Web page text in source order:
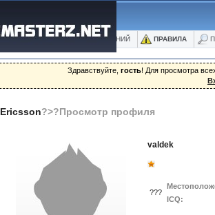
ФОТО БАЗА ЗНАНИЙ ПРАВИЛА
Здравствуйте, гость! Для просмотра
?>?Просмотр профиля
valdek
???
ICQ: